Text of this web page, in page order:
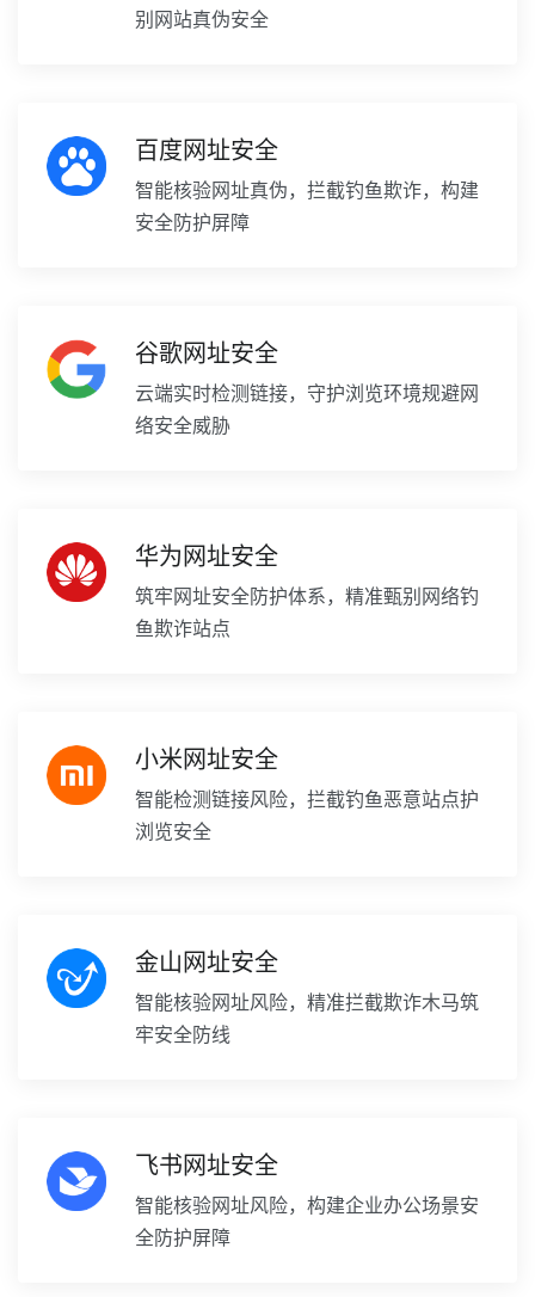
别网站真伪安全
百度网址安全
智能核验网址真伪，拦截钓鱼欺诈，构建
安全防护屏障
谷歌网址安全
云端实时检测链接，守护浏览环境规避网
络安全威胁
华为网址安全
筑牢网址安全防护体系，精准甄别网络钓
鱼欺诈站点
小米网址安全
智能检测链接风险，拦截钓鱼恶意站点护
浏览安全
金山网址安全
智能核验网址风险，精准拦截欺诈木马筑
牢安全防线
飞书网址安全
智能核验网址风险，构建企业办公场景安
全防护屏障